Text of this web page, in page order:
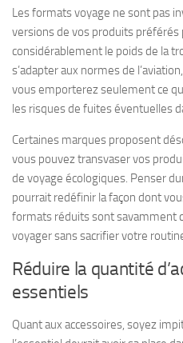
Les formats voyage ne sont pas
versions de vos produits
considérablement le poids de la
s’adapter aux normes de
vous emporterez seulement ce
les risques de fuites éventuelles
Certaines marques proposent
vous pouvez transvaser vos
de voyage écologiques. Penser
pourrait redéfinir la façon dont
formats réduits sont savamment
voyager sans sacrifier votre
Réduire la quantité
essentiels
Quant aux accessoires, soyez